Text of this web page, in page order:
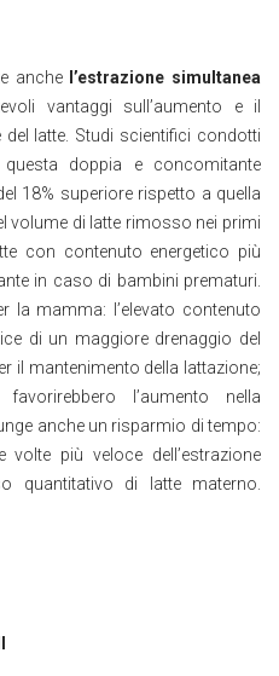
anche l’estrazione simultanea
vantaggi sull’aumento e il
latte. Studi scientifici condotti
doppia e concomitante
18% superiore rispetto a quella
volume di latte rimosso nei primi
con contenuto energetico più
in caso di bambini prematuri.
la mamma: l’elevato contenuto
di un maggiore drenaggio del
il mantenimento della lattazione;
l’aumento nella
anche un risparmio di tempo:
più veloce dell’estrazione
quantitativo di latte materno.